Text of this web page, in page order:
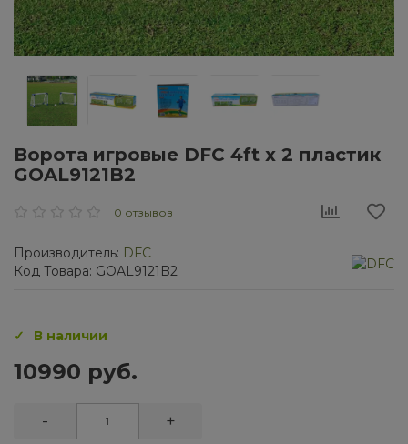
Ворота игровые DFC 4ft х 2 пластик
GOAL9121B2
0 отзывов
Производитель: DFC
Код Товара: GOAL9121B2
В наличии
10990 руб.
- +